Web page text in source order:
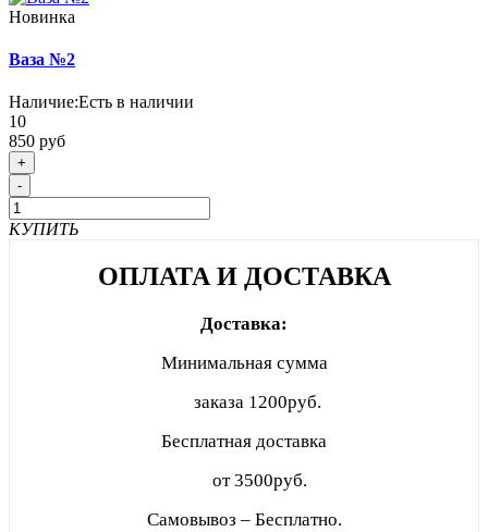
Новинка
Ваза №2
Наличие:Есть в наличии
10
850 руб
+
-
КУПИТЬ
ОПЛАТА И ДОСТАВКА
Доставка:
Минимальная сумма
заказа 1200руб.
Бесплатная доставка
от 3500руб.
Самовывоз – Бесплатно.